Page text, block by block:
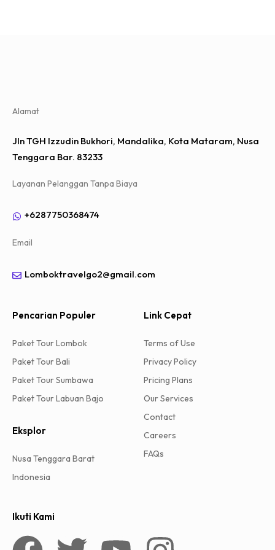
Alamat
Jln TGH Izzudin Bukhori, Mandalika, Kota Mataram, Nusa
Tenggara Bar. 83233
Layanan Pelanggan Tanpa Biaya
+6287750368474
Email
Lomboktravelgo2@gmail.com
Pencarian Populer
Paket Tour Lombok
Paket Tour Bali
Paket Tour Sumbawa
Paket Tour Labuan Bajo
Eksplor
Nusa Tenggara Barat
Indonesia
Link Cepat
Terms of Use
Privacy Policy
Pricing Plans
Our Services
Contact
Careers
FAQs
Ikuti Kami